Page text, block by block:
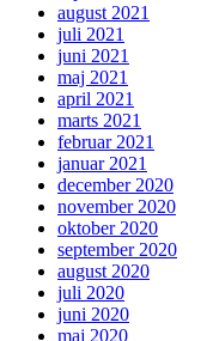
august 2021
juli 2021
juni 2021
maj 2021
april 2021
marts 2021
februar 2021
januar 2021
december 2020
november 2020
oktober 2020
september 2020
august 2020
juli 2020
juni 2020
maj 2020